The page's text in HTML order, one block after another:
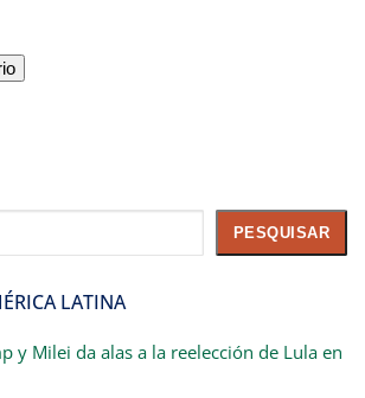
PESQUISAR
LATINA
y Milei da alas a la reelección de Lula en